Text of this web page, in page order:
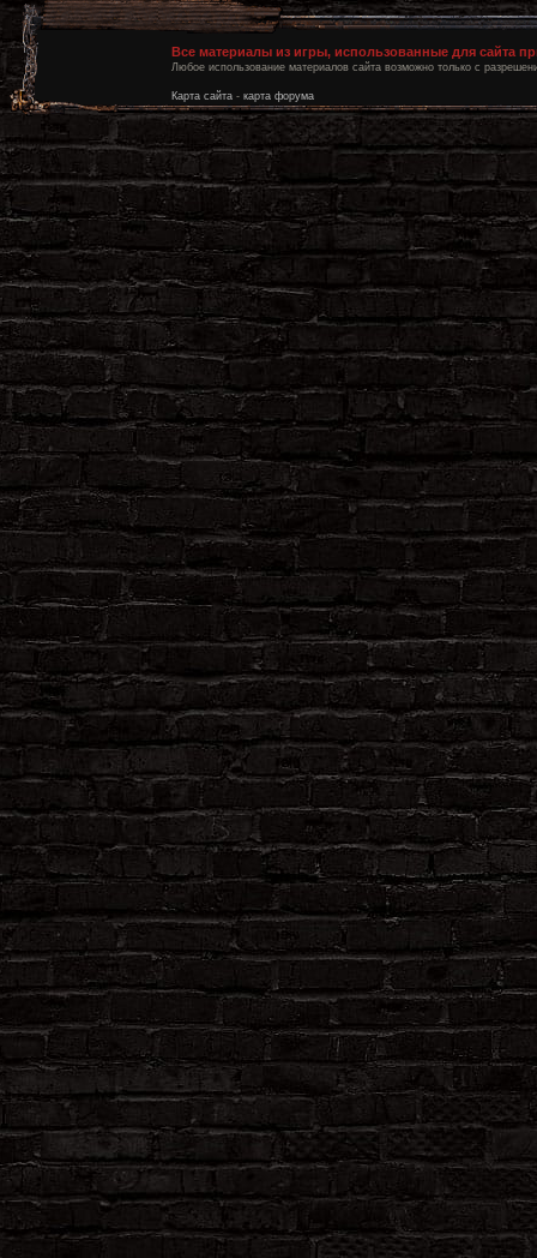
Все материалы из игры, использованные для сайта
Любое использование материалов сайта возможно только с
Карта сайта - карта форума